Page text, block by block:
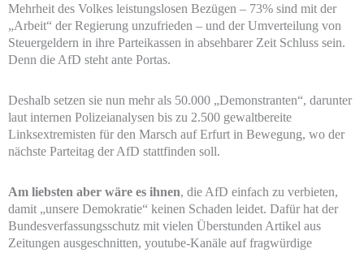
Mehrheit des Volkes leistungslosen Bezügen – 73% sind mit der
„Arbeit“ der Regierung unzufrieden – und der Umverteilung von
Steuergeldern in ihre Parteikassen in absehbarer Zeit Schluss sein.
Denn die AfD steht ante Portas.
Deshalb setzen sie nun mehr als 50.000 „Demonstranten“, darunter
laut internen Polizeianalysen bis zu 2.500 gewaltbereite
Linksextremisten für den Marsch auf Erfurt in Bewegung, wo der
nächste Parteitag der AfD stattfinden soll.
Am liebsten aber wäre es ihnen, die AfD einfach zu verbieten,
damit „unsere Demokratie“ keinen Schaden leidet. Dafür hat der
Bundesverfassungsschutz mit vielen Überstunden Artikel aus
Zeitungen ausgeschnitten, youtube-Kanäle auf fragwürdige